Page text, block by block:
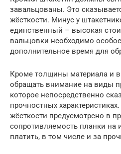
завальцованы. Это
жёсткости. Минус у
единственный – высокая
вальцовки необходимо
дополнительное время для
Кроме толщины материала и
обращать внимание на виды
которое непосредственно
прочностных
жёсткости предусмотрено в
сопротивляемость планки на
платить, в том числе и за